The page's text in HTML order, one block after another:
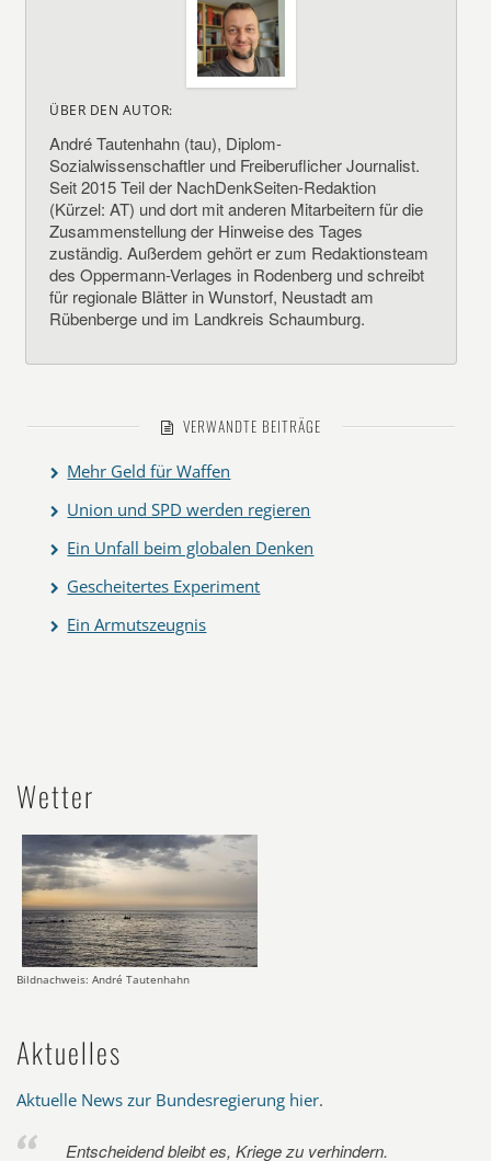
ÜBER DEN AUTOR:
André Tautenhahn (tau), Diplom-
Sozialwissenschaftler und Freiberuflicher Journalist.
Seit 2015 Teil der NachDenkSeiten-Redaktion
(Kürzel: AT) und dort mit anderen Mitarbeitern für die
Zusammenstellung der Hinweise des Tages
zuständig. Außerdem gehört er zum Redaktionsteam
des Oppermann-Verlages in Rodenberg und schreibt
für regionale Blätter in Wunstorf, Neustadt am
Rübenberge und im Landkreis Schaumburg.
VERWANDTE BEITRÄGE
Mehr Geld für Waffen
Union und SPD werden regieren
Ein Unfall beim globalen Denken
Gescheitertes Experiment
Ein Armutszeugnis
Wetter
Bildnachweis: André Tautenhahn
Aktuelles
Aktuelle News zur Bundesregierung hier.
Entscheidend bleibt es, Kriege zu verhindern.